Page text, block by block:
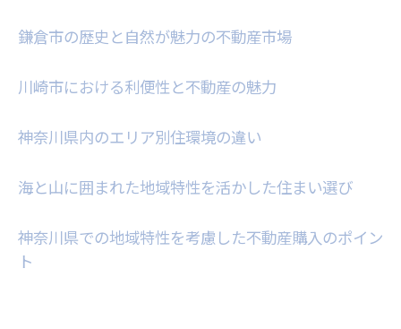
動産
ドを解説
テクノロジーが変える神奈川県の不動産市
神奈川県で進化する不動産マーケットの特
最新の神奈川県不動産動向とその影響
鎌倉市の歴史と自然が魅力の不動産市場
川崎市における利便性と不動産の魅力
神奈川県内のエリア別住環境の違い
海と山に囲まれた地域特性を活かした住まい選び
神奈川県での地域特性を考慮した不動産購入のポイン
ト